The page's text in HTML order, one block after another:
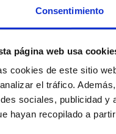
Consentimiento
página web usa
cookies de este sitio
el tráfico.
sociales, publicidad y
hayan recopilado a